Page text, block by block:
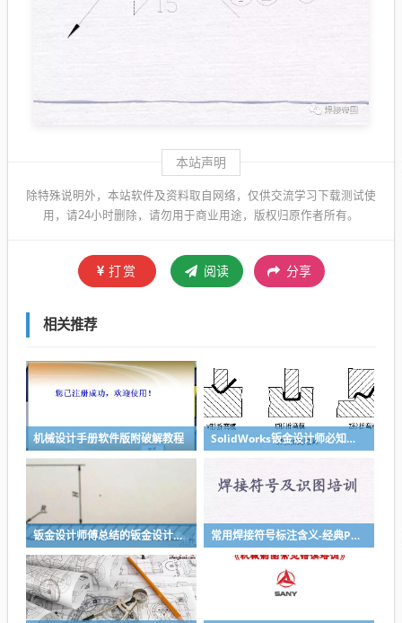
本站声明
除特殊说明外，本站软件及资料取自网络，仅供交流学习下载测试使
用，请24小时删除，请勿用于商业用途，版权归原作者所有。
打赏 阅读 分享
相关推荐
机械设计手册软件版附破解教程 SolidWorks钣金设计师必知的钣金设计加工常识，知识储备很重要
钣金设计师傅总结的钣金设计要诀，折弯经验堪称武功秘籍 常用焊接符号标注含义-经典PPT讲解收藏